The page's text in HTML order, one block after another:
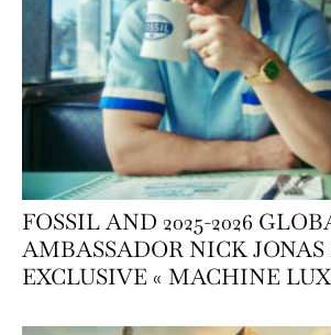
FOSSIL AND 2025-2026
AMBASSADOR NICK JONAS
EXCLUSIVE « MACHINE